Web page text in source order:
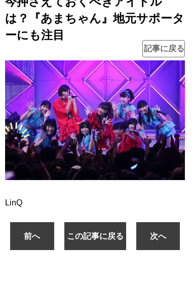
は？『あまちゃん』地元サポータ
ーにも注目
記事に戻る
LinQ
前へ この記事に戻る 次へ